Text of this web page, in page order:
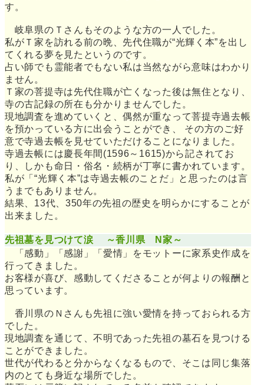
す。
岐阜県のＴさんもそのような方の一人でした。
私がＴ家を訪れる前の晩、先代住職が“光輝く本”を出し
てくれる夢を見たというのです。
占い師でも霊能者でもない私は当然ながら意味はわかり
ません。
Ｔ家の菩提寺は先代住職が亡くなった後は無住となり、
寺の古記録の所在も分かりませんでした。
現地調査を進めていくと、偶然が重なって菩提寺過去帳
を預かっている方に出会うことができ、 その方のご好
意で寺過去帳を見せていただけることになりました。
寺過去帳には慶長年間(1596～1615)から記されてお
り、しかも命日・俗名・続柄が丁寧に書かれています。
私が「“光輝く本”は寺過去帳のことだ」と思ったのは言
うまでもありません。
結果、13代、350年の先祖の歴史を明らかにすることが
出来ました。
先祖墓を見つけて涙 ～香川県 N家～
「感動」「感謝」「愛情」をモットーに家系史作成を
行ってきました。
お客様が喜び、感動してくださることが何よりの報酬と
思っています。
香川県のＮさんも先祖に強い愛情を持っておられる方
でした。
現地調査を通じて、不明であった先祖の墓石を見つける
ことができました。
世代が代わると分からなくなるもので、そこは同じ集落
内のとても身近な場所でした。